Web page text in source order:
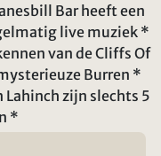
Bar heeft een
live muziek *
van de Cliffs Of
Burren *
zijn slechts 5
*